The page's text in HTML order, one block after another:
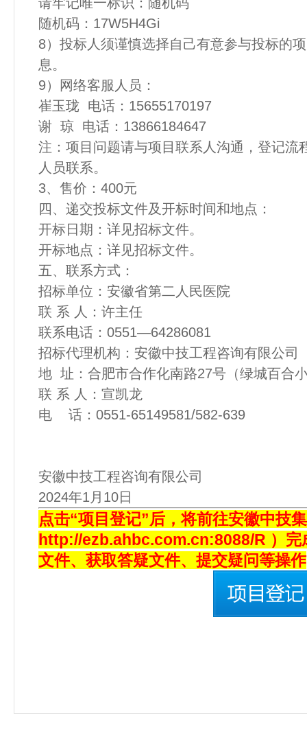
随机码：17W5H4Gi
8）投标人须谨慎选择自己有意参与投标的
息。
9）网络客服人员：
崔玉珑 电话：15655170197
谢 琼 电话：13866184647
注：项目问题请与项目联系人沟通，登记流
人员联系。
3、售价：400元
四、递交投标文件及开标时间和地点：
开标日期：详见招标文件。
开标地点：详见招标文件。
五、联系方式：
招标单位：安徽省第二人民医院
联 系 人：许主任
联系电话：0551—64286081
招标代理机构：安徽中技工程咨询有
地 址：合肥市合作化南路27号（绿城百合
联 系 人：宣凯龙
电 话：0551-65149581/582-639
安徽中技工程咨询有限公司
2024年1月10日
点击“项目登记”后，将前往安徽中技
http://ezb.ahbc.com.cn:8088/R ）完
文件、获取答疑文件、提交疑问等操作